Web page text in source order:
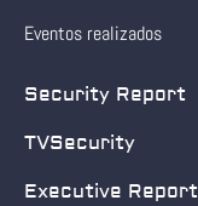
Eventos realizados
Security Report
TVSecurity
Executive Report